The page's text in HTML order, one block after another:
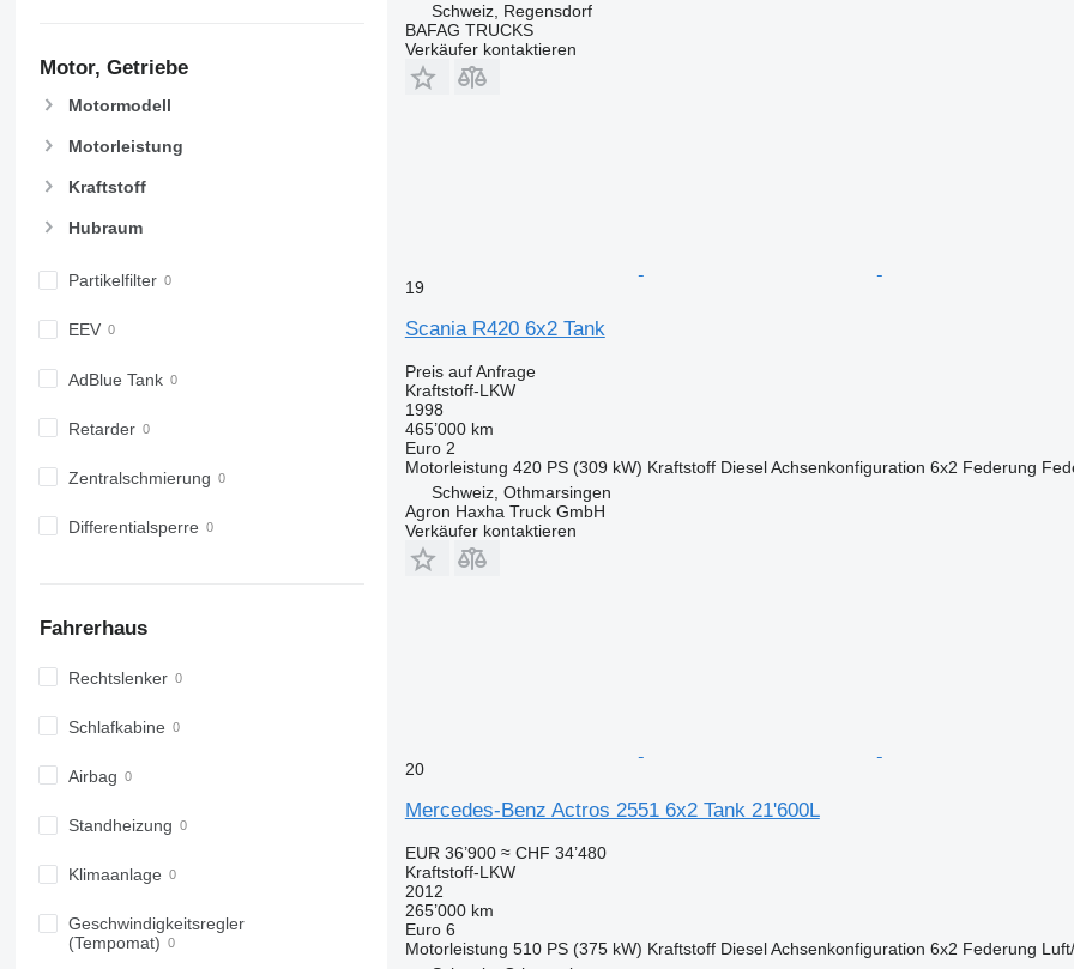
Motor, Getriebe
Motormodell
Motorleistung
Kraftstoff
Hubraum
Partikelfilter
EEV
AdBlue Tank
Retarder
Zentralschmierung
Differentialsperre
Fahrerhaus
Rechtslenker
Schlafkabine
Airbag
Standheizung
Klimaanlage
Geschwindigkeitsregler
(Tempomat)
Schweiz, Regensdorf
BAFAG TRUCKS
Verkäufer kontaktieren
19
Scania R420 6x2 Tank
Preis auf Anfrage
Kraftstoff-LKW
1998
465’000 km
Euro 2
Motorleistung 420 PS (309 kW) Kraftstoff Diesel Achsenkonfiguration 6x2 Federung
Schweiz, Othmarsingen
Agron Haxha Truck GmbH
Verkäufer kontaktieren
20
Mercedes-Benz Actros 2551 6x2 Tank 21'600L
EUR 36’900 ≈ CHF 34’480
Kraftstoff-LKW
2012
265’000 km
Euro 6
Motorleistung 510 PS (375 kW) Kraftstoff Diesel Achsenkonfiguration 6x2 Federung